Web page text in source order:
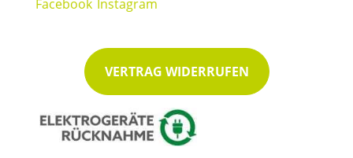
VERTRAG WIDERRUFEN